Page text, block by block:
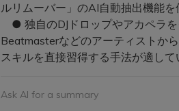
ルリムーバー」のAI自動抽出機能を
● 独自のDJドロップやアカペラを
Beatmasterなどのアーティストか
スキルを直接習得する手法が適して
Ask AI for a summary